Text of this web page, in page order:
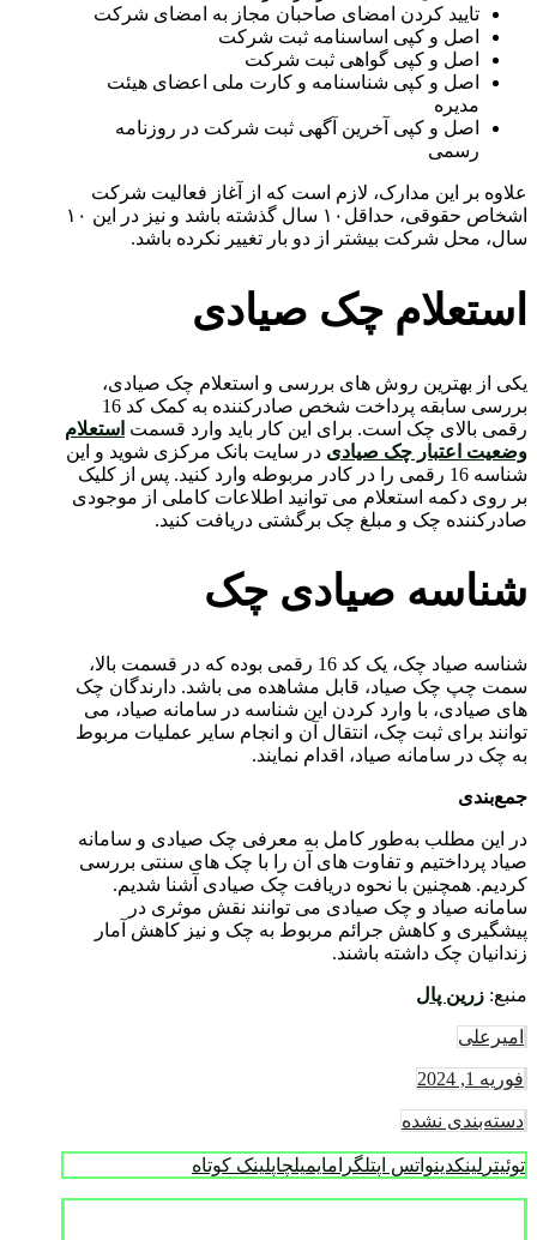
تایید کردن امضای صاحبان مجاز به امضای شرکت
اصل و کپی اساسنامه ثبت شرکت
اصل و کپی گواهی ثبت شرکت
اصل و کپی شناسنامه و کارت ملی اعضای هیئت
مدیره
اصل و کپی آخرین آگهی ثبت شرکت در روزنامه
رسمی
علاوه بر این مدارک، لازم است که از آغاز فعالیت شرکت
اشخاص حقوقی، حداقل۱۰ سال گذشته باشد و نیز در این ۱۰
سال، محل شرکت بیشتر از دو بار تغییر نکرده باشد.
استعلام چک صیادی
یکی از بهترین روش های بررسی و استعلام چک صیادی،
بررسی سابقه پرداخت شخص صادرکننده به کمک کد 16
رقمی بالای چک است. برای این کار باید وارد قسمت استعلام
وضعیت اعتبار چک صیادی در سایت بانک مرکزی شوید و این
شناسه 16 رقمی را در کادر مربوطه وارد کنید. پس از کلیک
بر روی دکمه استعلام می توانید اطلاعات کاملی از موجودی
صادرکننده چک و مبلغ چک برگشتی دریافت کنید.
شناسه صیادی چک
شناسه صیاد چک، یک کد 16 رقمی بوده که در قسمت بالا،
سمت چپ چک صیاد، قابل مشاهده می باشد. دارندگان چک
های صیادی، با وارد کردن این شناسه در سامانه صیاد، می
توانند برای ثبت چک، انتقال آن و انجام سایر عملیات مربوط
به چک در سامانه صیاد، اقدام نمایند.
جمع‌بندی
در این مطلب به‌طور کامل به معرفی چک صیادی و سامانه
صیاد پرداختیم و تفاوت های آن را با چک های سنتی بررسی
کردیم. همچنین با نحوه دریافت چک صیادی آشنا شدیم.
سامانه صیاد و چک صیادی می توانند نقش موثری در
پیشگیری و کاهش جرائم مربوط به چک و نیز کاهش آمار
زندانیان چک داشته باشند.
منبع: زرین پال
امیرعلی
فوریه 1, 2024
دسته‌بندی نشده
توئیتر لینکدینواتس اپتلگرامایمیلچاپلینک کوتاه